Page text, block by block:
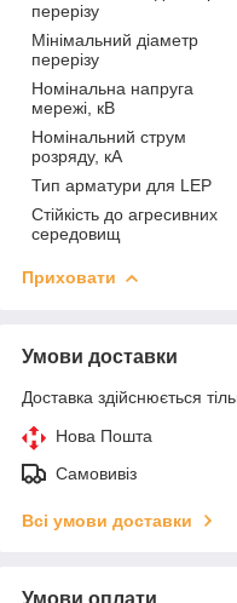
перерізу
Мінімальний діаметр
перерізу
Номінальна напруга
мережі, кВ
Номінальний струм
розряду, кА
Тип арматури для LEP
Стійкість до агресивних
середовищ
Приховати
Умови доставки
Доставка здійснюється
Нова Пошта
Самовивіз
Всі умови доставки
Умови оплати